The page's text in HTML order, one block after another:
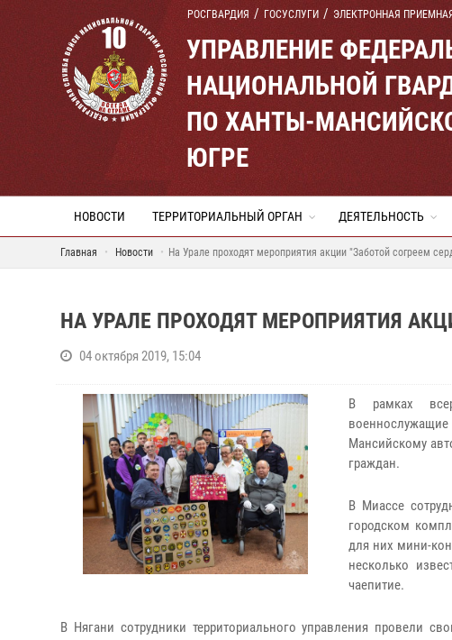
РОСГВАРДИЯ ГОСУСЛУГИ ЭЛЕКТРОННАЯ ПРИЕМНАЯ
УПРАВЛЕНИЕ
НАЦИОНАЛЬНОЙ
ПО ХАНТЫ-
ЮГРЕ
НОВОСТИ ТЕРРИТОРИАЛЬНЫЙ ОРГАН ДЕЯТЕЛЬНОСТЬ
Главная Новости На Урале проходят мероприятия акции "Заботой согреем
НА УРАЛЕ ПРОХОДЯТ МЕРОПРИЯТИЯ
04 октября 2019, 15:04
В рамках
военнослужащие
Мансийскому
граждан.
В Миассе
городском
для них мини-
несколько
чаепитие.
В Нягани сотрудники территориального управления провели